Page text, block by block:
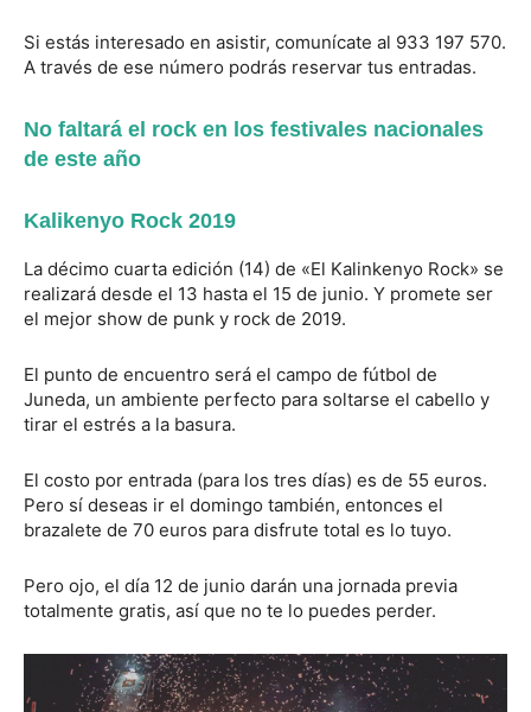
Si estás interesado en asistir, comunícate al 933 197 570.
A través de ese número podrás reservar tus entradas.
No faltará el rock en los festivales nacionales
de este año
Kalikenyo Rock 2019
La décimo cuarta edición (14) de «El Kalinkenyo Rock» se
realizará desde el 13 hasta el 15 de junio. Y promete ser
el mejor show de punk y rock de 2019.
El punto de encuentro será el campo de fútbol de
Juneda, un ambiente perfecto para soltarse el cabello y
tirar el estrés a la basura.
El costo por entrada (para los tres días) es de 55 euros.
Pero sí deseas ir el domingo también, entonces el
brazalete de 70 euros para disfrute total es lo tuyo.
Pero ojo, el día 12 de junio darán una jornada previa
totalmente gratis, así que no te lo puedes perder.